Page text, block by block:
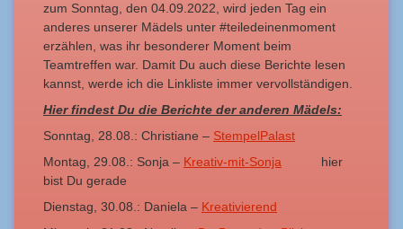
zum Sonntag, den 04.09.2022, wird jeden Tag ein
anderes unserer Mädels unter #teiledeinenmoment
erzählen, was ihr besonderer Moment beim
Teamtreffen war. Damit Du auch diese Berichte lesen
kannst, werde ich die Linkliste immer vervollständigen.
Hier findest Du die Berichte der anderen Mädels:
Sonntag, 28.08.: Christiane – StempelPalast
Montag, 29.08.: Sonja – Kreativ-mit-Sonja hier
bist Du gerade
Dienstag, 30.08.: Daniela – Kreativierend